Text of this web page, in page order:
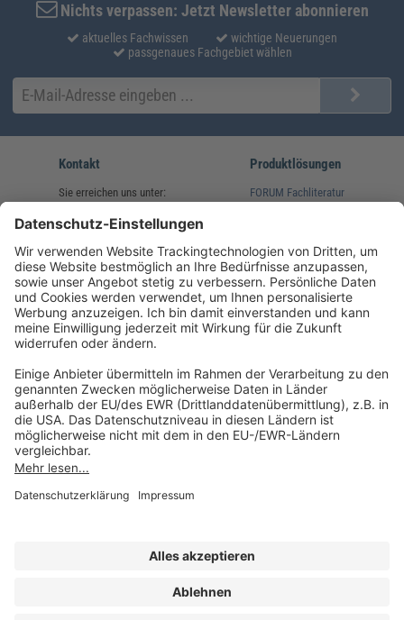
Nichts verpassen: Jetzt Newsletter abonnieren
aktuelles Fachwissen
wichtige Neuerungen
passgenaues Fachgebiet wählen
Kontakt
Sie erreichen uns unter:
(08233) 38 11 23
service@forum-verlag.com
Mo-Do 07:30 - 17:00 Uhr
Fr 07:30 - 15:00 Uhr
Produktlösungen
FORUM Fachliteratur
Folgen Sie uns
Impressum
Datenschutz
AGB und Lizenzbedingungen
Erklärung zur Barrierefreiheit